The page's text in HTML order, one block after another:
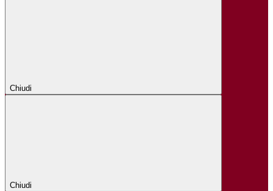
Chiudi
Chiudi